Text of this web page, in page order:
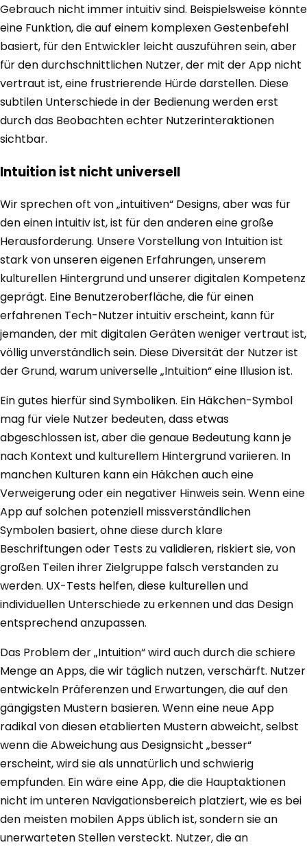
Gebrauch nicht immer intuitiv sind. Beispielsweise könnte
eine Funktion, die auf einem komplexen Gestenbefehl
basiert, für den Entwickler leicht auszuführen sein, aber
für den durchschnittlichen Nutzer, der mit der App nicht
vertraut ist, eine frustrierende Hürde darstellen. Diese
subtilen Unterschiede in der Bedienung werden erst
durch das Beobachten echter Nutzerinteraktionen
sichtbar.
Intuition ist nicht universell
Wir sprechen oft von „intuitiven“ Designs, aber was für
den einen intuitiv ist, ist für den anderen eine große
Herausforderung. Unsere Vorstellung von Intuition ist
stark von unseren eigenen Erfahrungen, unserem
kulturellen Hintergrund und unserer digitalen Kompetenz
geprägt. Eine Benutzeroberfläche, die für einen
erfahrenen Tech-Nutzer intuitiv erscheint, kann für
jemanden, der mit digitalen Geräten weniger vertraut ist,
völlig unverständlich sein. Diese Diversität der Nutzer ist
der Grund, warum universelle „Intuition“ eine Illusion ist.
Ein gutes hierfür sind Symboliken. Ein Häkchen-Symbol
mag für viele Nutzer bedeuten, dass etwas
abgeschlossen ist, aber die genaue Bedeutung kann je
nach Kontext und kulturellem Hintergrund variieren. In
manchen Kulturen kann ein Häkchen auch eine
Verweigerung oder ein negativer Hinweis sein. Wenn eine
App auf solchen potenziell missverständlichen
Symbolen basiert, ohne diese durch klare
Beschriftungen oder Tests zu validieren, riskiert sie, von
großen Teilen ihrer Zielgruppe falsch verstanden zu
werden. UX-Tests helfen, diese kulturellen und
individuellen Unterschiede zu erkennen und das Design
entsprechend anzupassen.
Das Problem der „Intuition“ wird auch durch die schiere
Menge an Apps, die wir täglich nutzen, verschärft. Nutzer
entwickeln Präferenzen und Erwartungen, die auf den
gängigsten Mustern basieren. Wenn eine neue App
radikal von diesen etablierten Mustern abweicht, selbst
wenn die Abweichung aus Designsicht „besser“
erscheint, wird sie als unnatürlich und schwierig
empfunden. Ein wäre eine App, die die Hauptaktionen
nicht im unteren Navigationsbereich platziert, wie es bei
den meisten mobilen Apps üblich ist, sondern sie an
unerwarteten Stellen versteckt. Nutzer, die an